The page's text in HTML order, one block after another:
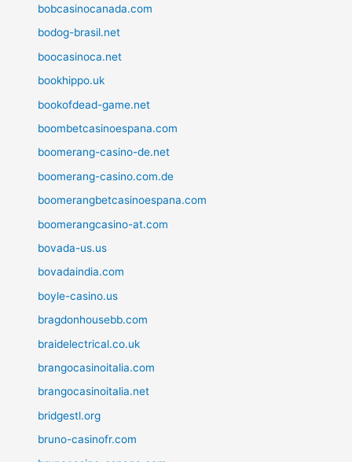
bobcasinocanada.com
bodog-brasil.net
boocasinoca.net
bookhippo.uk
bookofdead-game.net
boombetcasinoespana.com
boomerang-casino-de.net
boomerang-casino.com.de
boomerangbetcasinoespana.com
boomerangcasino-at.com
bovada-us.us
bovadaindia.com
boyle-casino.us
bragdonhousebb.com
braidelectrical.co.uk
brangocasinoitalia.com
brangocasinoitalia.net
bridgestl.org
bruno-casinofr.com